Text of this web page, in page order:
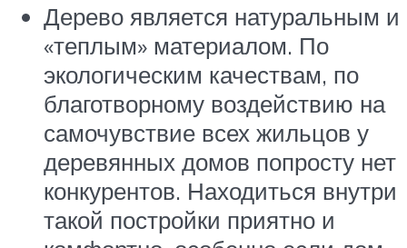
Дерево является натуральным и
«теплым» материалом. По
экологическим качествам, по
благотворному воздействию на
самочувствие всех жильцов у
деревянных домов попросту нет
конкурентов. Находиться внутри
такой постройки приятно и